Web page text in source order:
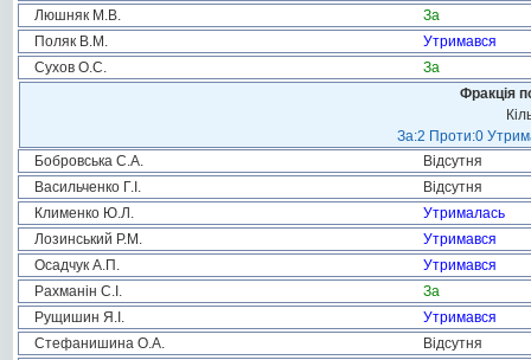
Люшняк М.В.
За
Поляк В.М.
Утримався
Сухов О.С.
За
Фракція
За:2 Проти:0
Бобровська С.А.
Відсутня
Васильченко Г.І.
Відсутня
Клименко Ю.Л.
Утрималась
Лозинський Р.М.
Утримався
Осадчук А.П.
Утримався
Рахманін С.І.
За
Рущишин Я.І.
Утримався
Стефанишина О.А.
Відсутня